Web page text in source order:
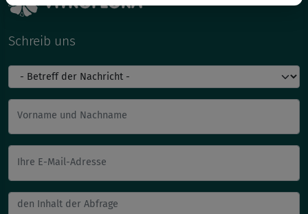
Schreib uns
Vorname und Nachname
Ihre E-Mail-Adresse